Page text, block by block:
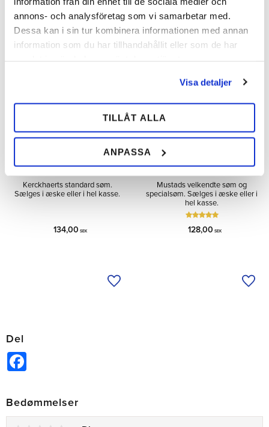
annons- och analysföretag som vi samarbetar med.
Dessa kan i sin tur kombinera informationen med annan
information som du har tillhandahållit eller som de har
Visa detaljer
TILLÅT ALLA
ANPASSA
Tilføj til ønskeliste
Maddox Søm
Kerckhaerts standard søm.
Sælges i æske eller i hel kasse.
134,00 SEK
Tilføj til ønskeliste
Mustad Søm
Mustads velkendte søm og
specialsøm. Sælges i æske eller i
hel kasse.
128,00 SEK
Del
Bedømmelser